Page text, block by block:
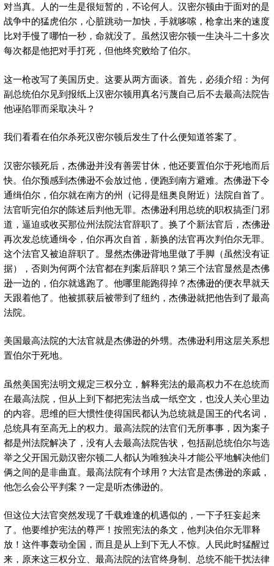
对当真。人的一生是很短暂的，不论何人。汉密尔顿由于面对的是
战争中的猛虎伯尔，心脏跳动一加快，手就哆嗦，枪拿出来的速度
比对手慢了哪怕一秒，命就没了。虽然汉密尔顿一生决斗二十多次
每次都是他把对手打死，但他终究败给了伯尔。
这一枪改写了美国历史。这要从两方面谈。首先，必须介绍：为何
副总统伯尔见到报纸上汉密尔顿用真名污蔑自己后不去最高法院告
他诬陷罪而采取决斗？
我们看看在伯尔杀死汉密尔顿后发生了什么便知道答案了。
汉密尔顿死后，杰佛逊并没有善罢甘休，他还要置伯尔于死地而后
快。伯尔预感到杰佛逊不会放过他，便跑到南方避难。杰佛逊下令
通缉伯尔，伯尔就在南方的州（记得是纽奥良附近）法院自首了。
法官听完伯尔的陈述后判他无罪。杰佛逊利用总统的职权搞歪门邪
道，逼迫或收买那位州法院法官辞职了。换了个新法官后，杰佛逊
再次发总统通缉令，伯尔再次自首，新换的法官再次判伯尔无罪。
这个法官又被迫辞职了。显然杰佛逊背地里做了手脚（虽然没有证
据），否则为何两个法官都在判案后辞职？第三个法官显然是杰佛
逊一边的，伯尔就逃跑了。他哪里能跑得掉？杰佛逊的便衣早就天
天跟着他了。他被抓获后被带到了纽约，杰佛逊就把他告到了最高
法院。
美国最高法院的大法官就是杰佛逊的外甥。杰佛逊利用这层关系想
置伯尔于死地。
虽然美国宪法明文规定三权分立，解释宪法的最高权力不在总统而
在最高法院，但从上到下都把宪法当成一纸空文，也没人关心里边
的内容。思维的巨大惯性使得国民都认为总统就是国王的代名词，
总统具有至高无上的权力。最高法院的法官们无所事事，因为案子
都是州法院解决了，没有人去最高法院告状，包括副总统伯尔与选
举之父开国元勋汉密尔顿二人都认为唯独决斗才能公平地解决他们
俩之间的是非曲直。最高法院有个球用？大法官是杰佛逊的亲戚，
他怎么会公平判案？一定是听杰佛逊的。
但这位大法官突然发现了千载难逢的机遇似的，一下子狂妄起来
了。他要维护宪法的尊严！按照宪法的条文，他判决伯尔无罪释
放！这件事轰动全国，而且是从上到下无人不惊。人民此时猛醒过
来，原来这三权分立、最高法院的法官终身制、总统不能干扰法律